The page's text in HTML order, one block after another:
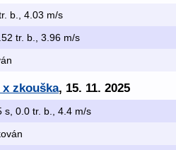
b., 4.03 m/s
tr. b., 3.96 m/s
zkouška, 15. 11. 2025
s, 0.0 tr. b., 4.4 m/s